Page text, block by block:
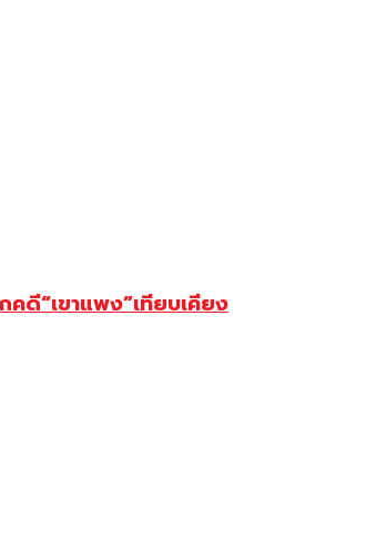
คดี“เขาแพง”เทียบเคียง